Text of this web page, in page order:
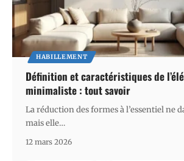
HABILLEMENT
Définition et caractéristiques de
minimaliste : tout savoir
La réduction des formes à l’essentiel ne
mais elle…
12 mars 2026